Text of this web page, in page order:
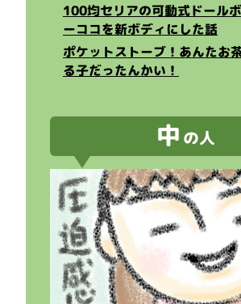
100均セリアの可動式ドール
ーココを新ボディにした話
ポケットストーブ！あんたお
る子だったんかい！
中 の人